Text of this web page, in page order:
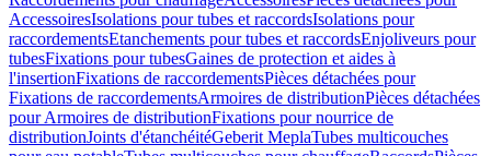
AccessoiresIsolations pour tubes et raccordsIsolations pour
raccordementsEtanchements pour tubes et raccordsEnjoliveurs pour
tubesFixations pour tubesGaines de protection et aides à
l'insertionFixations de raccordementsPièces détachées pour
Fixations de raccordementsArmoires de distributionPièces détachées
pour Armoires de distributionFixations pour nourrice de
distributionJoints d'étanchéitéGeberit MeplaTubes multicouches